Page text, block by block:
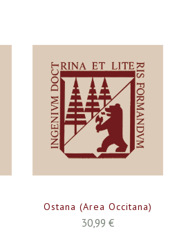
Ostana (Area Occitana)
30,99 €